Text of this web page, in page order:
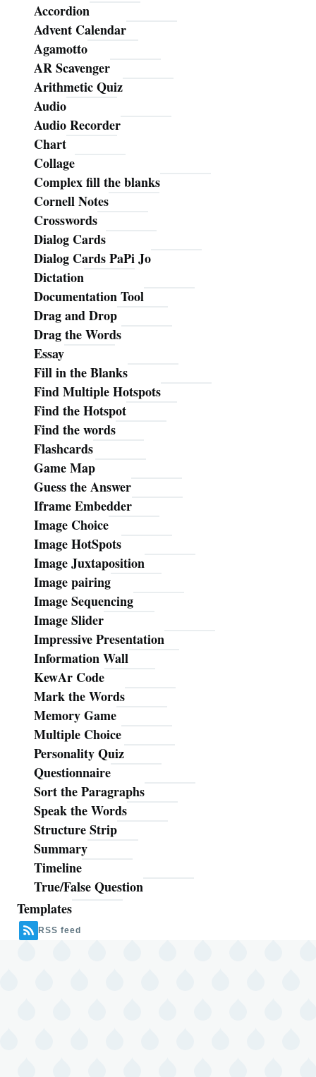
Accordion
Advent Calendar
Agamotto
AR Scavenger
Arithmetic Quiz
Audio
Audio Recorder
Chart
Collage
Complex fill the blanks
Cornell Notes
Crosswords
Dialog Cards
Dialog Cards PaPi Jo
Dictation
Documentation Tool
Drag and Drop
Drag the Words
Essay
Fill in the Blanks
Find Multiple Hotspots
Find the Hotspot
Find the words
Flashcards
Game Map
Guess the Answer
Iframe Embedder
Image Choice
Image HotSpots
Image Juxtaposition
Image pairing
Image Sequencing
Image Slider
Impressive Presentation
Information Wall
KewAr Code
Mark the Words
Memory Game
Multiple Choice
Personality Quiz
Questionnaire
Sort the Paragraphs
Speak the Words
Structure Strip
Summary
Timeline
True/False Question
Templates
RSS feed